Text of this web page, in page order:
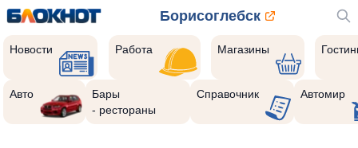
Борисоглебск
Новости Работа Магазины
Авто
Бары
- рестораны
Справочник Автомир